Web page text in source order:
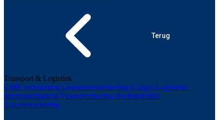
Terug
Transport & Logistiek
CMR verzekering Goederenverzekering (Cargo) Logistieke
aansprakelijkheid Vlootverzekering Rechtsbijstand
Cascoverzekering